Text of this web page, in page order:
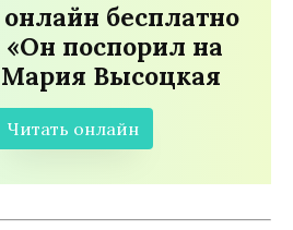
бесплатно
«Он поспорил на
Мария Высоцкая
Читать онлайн